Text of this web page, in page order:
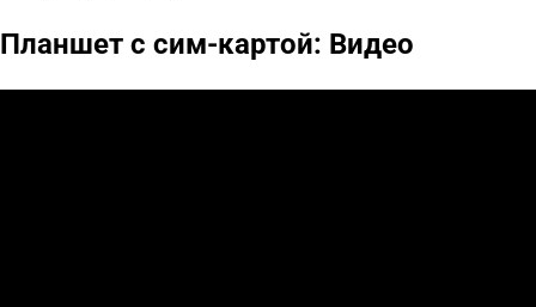
Планшет с сим-картой: Видео